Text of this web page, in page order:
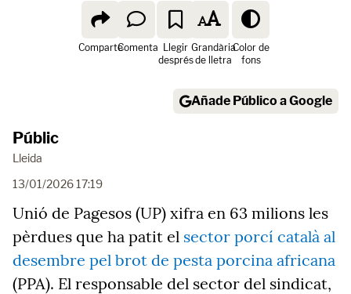
ComparteComenta Llegir
després
Grandària
de lletra
Color de
fons
Añade Público a Google
Públic
Lleida
13/01/2026 17:19
Unió de Pagesos (UP) xifra en 63 milions les
pèrdues que ha patit el sector porcí català al
desembre pel brot de pesta porcina africana
(PPA). El responsable del sector del sindicat,